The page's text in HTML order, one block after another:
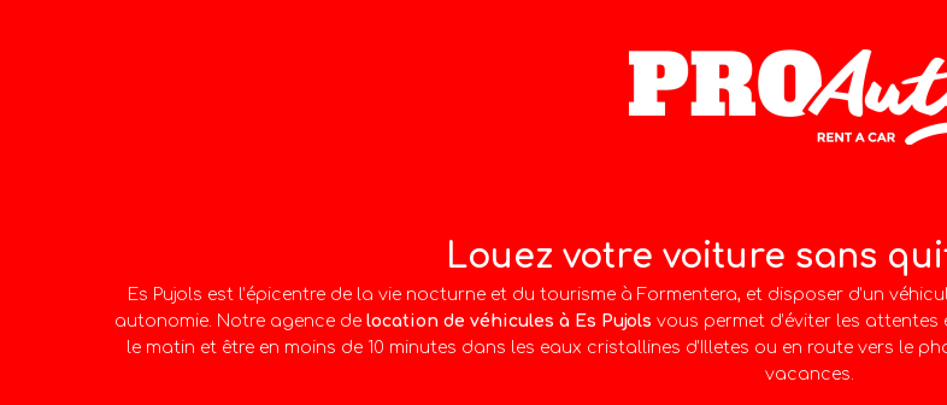
Louez votre voiture sans
Es Pujols est l’épicentre de la vie nocturne et du tourisme à Formentera, et disposer d’un
autonomie. Notre agence de location de véhicules à Es Pujols vous permet d’éviter les
le matin et être en moins de 10 minutes dans les eaux cristallines d’Illetes ou en route vers le
vacances.